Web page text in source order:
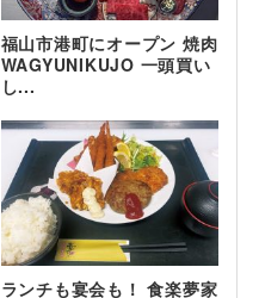
福山市港町にオープン 焼肉
WAGYUNIKUJO 一頭買い
し...
ランチも宴会も！ 食楽夢家